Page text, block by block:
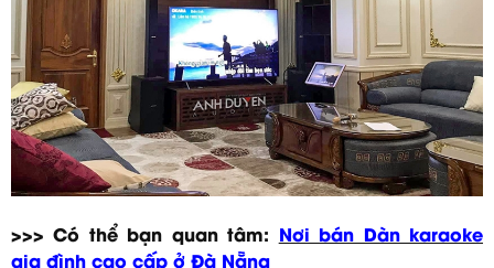
>>> Có thể bạn quan tâm:
Nơi bán Dàn karaoke
gia đình cao cấp ở Đà Nẵng